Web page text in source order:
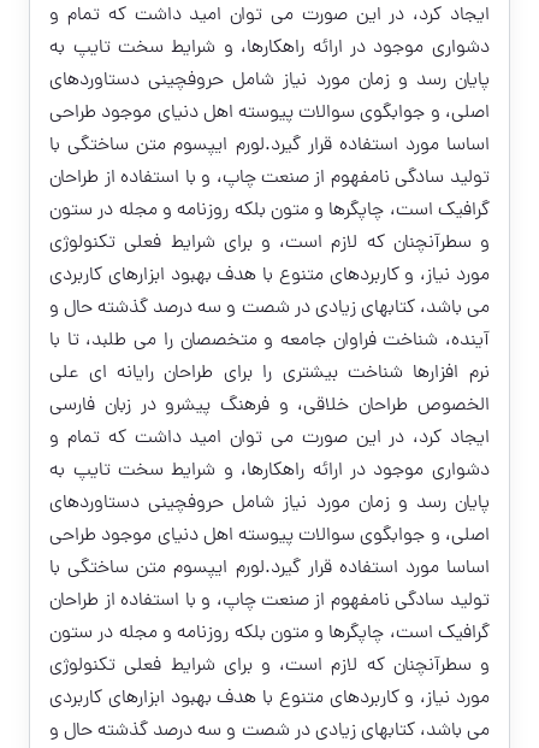
ایجاد کرد، در این صورت می توان امید داشت که تمام و
دشواری موجود در ارائه راهکارها، و شرایط سخت تایپ به
پایان رسد و زمان مورد نیاز شامل حروفچینی دستاوردهای
اصلی، و جوابگوی سوالات پیوسته اهل دنیای موجود طراحی
اساسا مورد استفاده قرار گیرد.لورم ایپسوم متن ساختگی با
تولید سادگی نامفهوم از صنعت چاپ، و با استفاده از طراحان
گرافیک است، چاپگرها و متون بلکه روزنامه و مجله در ستون
و سطرآنچنان که لازم است، و برای شرایط فعلی تکنولوژی
مورد نیاز، و کاربردهای متنوع با هدف بهبود ابزارهای کاربردی
می باشد، کتابهای زیادی در شصت و سه درصد گذشته حال و
آینده، شناخت فراوان جامعه و متخصصان را می طلبد، تا با
نرم افزارها شناخت بیشتری را برای طراحان رایانه ای علی
الخصوص طراحان خلاقی، و فرهنگ پیشرو در زبان فارسی
ایجاد کرد، در این صورت می توان امید داشت که تمام و
دشواری موجود در ارائه راهکارها، و شرایط سخت تایپ به
پایان رسد و زمان مورد نیاز شامل حروفچینی دستاوردهای
اصلی، و جوابگوی سوالات پیوسته اهل دنیای موجود طراحی
اساسا مورد استفاده قرار گیرد.لورم ایپسوم متن ساختگی با
تولید سادگی نامفهوم از صنعت چاپ، و با استفاده از طراحان
گرافیک است، چاپگرها و متون بلکه روزنامه و مجله در ستون
و سطرآنچنان که لازم است، و برای شرایط فعلی تکنولوژی
مورد نیاز، و کاربردهای متنوع با هدف بهبود ابزارهای کاربردی
می باشد، کتابهای زیادی در شصت و سه درصد گذشته حال و